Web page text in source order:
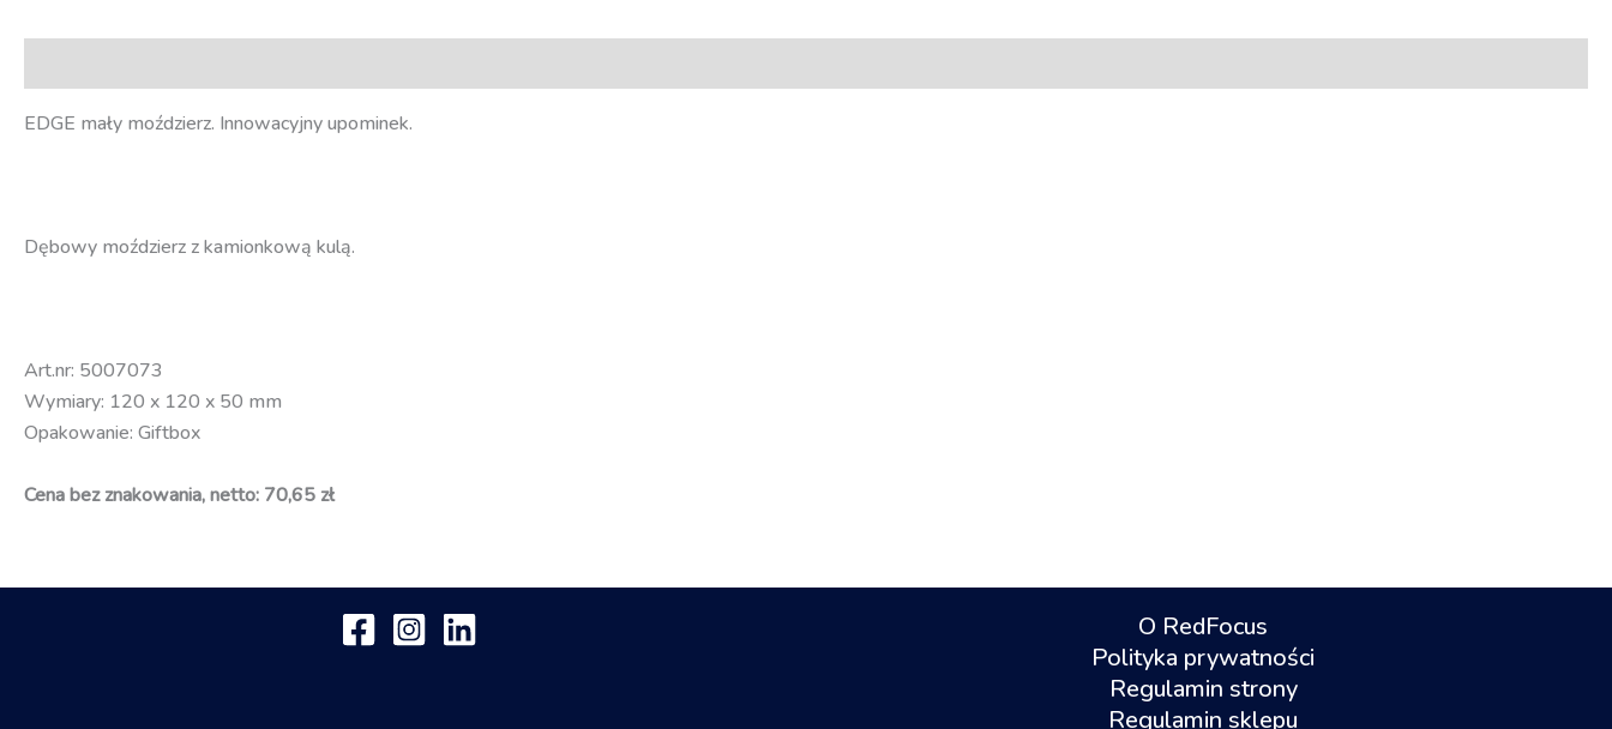
EDGE mały moździerz. Innowacyjny upominek.
Dębowy moździerz z kamionkową kulą.
Art.nr: 5007073
Wymiary: 120 x 120 x 50 mm
Opakowanie: Giftbox
Cena bez znakowania, netto: 70,65 zł
O RedFocus
Polityka prywatności
Regulamin strony
Regulamin sklepu